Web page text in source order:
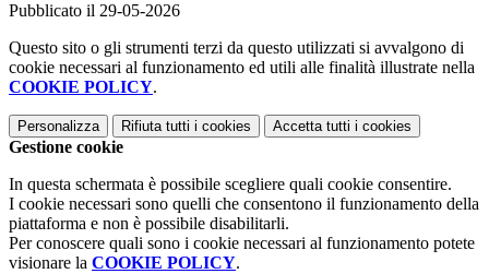
Pubblicato il 29-05-2026
Questo sito o gli strumenti terzi da questo utilizzati si avvalgono di
cookie necessari al funzionamento ed utili alle finalità illustrate nella
COOKIE POLICY.
Personalizza Rifiuta tutti i cookies Accetta tutti i cookies
Gestione cookie
In questa schermata è possibile scegliere quali cookie consentire.
I cookie necessari sono quelli che consentono il funzionamento della
piattaforma e non è possibile disabilitarli.
Per conoscere quali sono i cookie necessari al funzionamento potete
visionare la COOKIE POLICY.